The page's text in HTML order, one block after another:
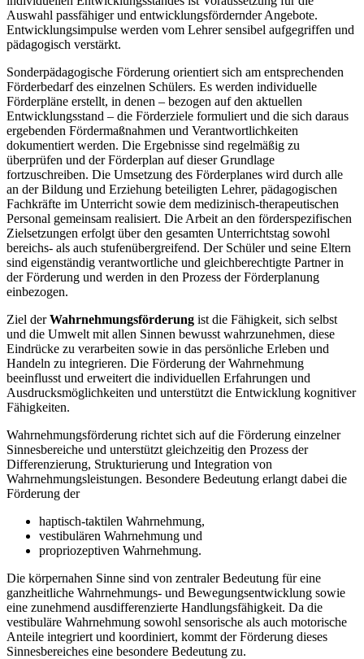
Auswahl passfähiger und entwicklungsfördernder Angebote.
Entwicklungsimpulse werden vom Lehrer sensibel aufgegriffen und
pädagogisch verstärkt.
Sonderpädagogische Förderung orientiert sich am entsprechenden
Förderbedarf des einzelnen Schülers. Es werden individuelle
Förderpläne erstellt, in denen – bezogen auf den aktuellen
Entwicklungsstand – die Förderziele formuliert und die sich daraus
ergebenden Fördermaßnahmen und Verantwortlichkeiten
dokumentiert werden. Die Ergebnisse sind regelmäßig zu
überprüfen und der Förderplan auf dieser Grundlage
fortzuschreiben. Die Umsetzung des Förderplanes wird durch alle
an der Bildung und Erziehung beteiligten Lehrer, pädagogischen
Fachkräfte im Unterricht sowie dem medizinisch-therapeutischen
Personal gemeinsam realisiert. Die Arbeit an den förderspezifischen
Zielsetzungen erfolgt über den gesamten Unterrichtstag sowohl
bereichs- als auch stufenübergreifend. Der Schüler und seine Eltern
sind eigenständig verantwortliche und gleichberechtigte Partner in
der Förderung und werden in den Prozess der Förderplanung
einbezogen.
Ziel derWahrnehmungsförderung ist die Fähigkeit, sich selbst
und die Umwelt mit allen Sinnen bewusst wahrzunehmen, diese
Eindrücke zu verarbeiten sowie in das persönliche Erleben und
Handeln zu integrieren. Die Förderung der Wahrnehmung
beeinflusst und erweitert die individuellen Erfahrungen und
Ausdrucksmöglichkeiten und unterstützt die Entwicklung kognitiver
Fähigkeiten.
Wahrnehmungsförderung richtet sich auf die Förderung einzelner
Sinnesbereiche und unterstützt gleichzeitig den Prozess der
Differenzierung, Strukturierung und Integration von
Wahrnehmungsleistungen. Besondere Bedeutung erlangt dabei die
Förderung der
haptisch-taktilen Wahrnehmung,
vestibulären Wahrnehmung und
propriozeptiven Wahrnehmung.
Die körpernahen Sinne sind von zentraler Bedeutung für eine
ganzheitliche Wahrnehmungs- und Bewegungsentwicklung sowie
eine zunehmend ausdifferenzierte Handlungsfähigkeit. Da die
vestibuläre Wahrnehmung sowohl sensorische als auch motorische
Anteile integriert und koordiniert, kommt der Förderung dieses
Sinnesbereiches eine besondere Bedeutung zu.